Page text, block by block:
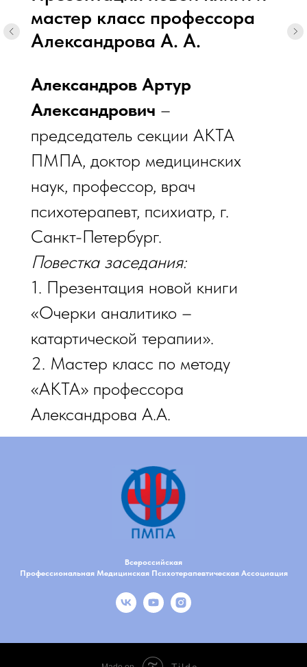
мастер класс профессора
Александрова А. А.
Александров Артур
Александрович –
председатель секции АКТА
ПМПА, доктор медицинских
наук, профессор, врач
психотерапевт, психиатр, г.
Санкт-Петербург.
Повестка заседания:
1. Презентация новой книги
«Очерки аналитико –
катартической терапии».
2. Мастер класс по методу
«АКТА» профессора
Александрова А.А.
Всероссийская
Профессиональная Медицинская Психотерапевтическая Ассоциация